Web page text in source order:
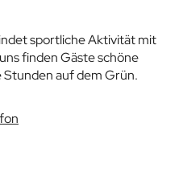
sportliche Aktivität mit
finden Gäste schöne
auf dem Grün.